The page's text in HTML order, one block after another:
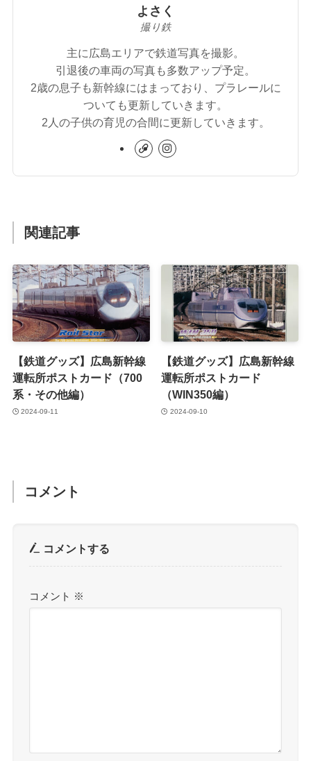
よさく
撮り鉄
主に広島エリアで鉄道写真を撮影。
引退後の車両の写真も多数アップ予定。
2歳の息子も新幹線にはまっており、プラレールに
ついても更新していきます。
2人の子供の育児の合間に更新していきます。
関連記事
【鉄道グッズ】広島新幹線
運転所ポストカード（700
系・その他編）
2024-09-11
【鉄道グッズ】広島新幹線
運転所ポストカード
（WIN350編）
2024-09-10
コメント
コメントする
コメント ※